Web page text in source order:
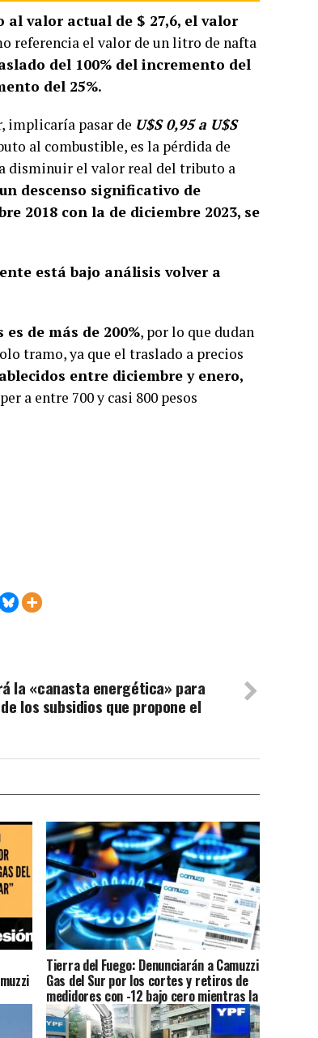
al valor actual de $ 27,6, el valor
referencia el valor de un litro de nafta
del 100% del incremento del
del 25%.
implicaría pasar de U$S 0,95 a U$S
al combustible, es la pérdida de
disminuir el valor real del tributo a
descenso significativo de
2018 con la de diciembre 2023, se
está bajo análisis volver a
de más de 200%, por lo que dudan
tramo, ya que el traslado a precios
entre diciembre y enero,
a entre 700 y casi 800 pesos
la «canasta energética» para
los subsidios que propone el
Tierra del Fuego: Denunciarán a Camuzzi
Gas del Sur por los cortes y retiros de
medidores con -12 bajo cero mientras la
provincia hace silencio por la deuda de
50 MU$D